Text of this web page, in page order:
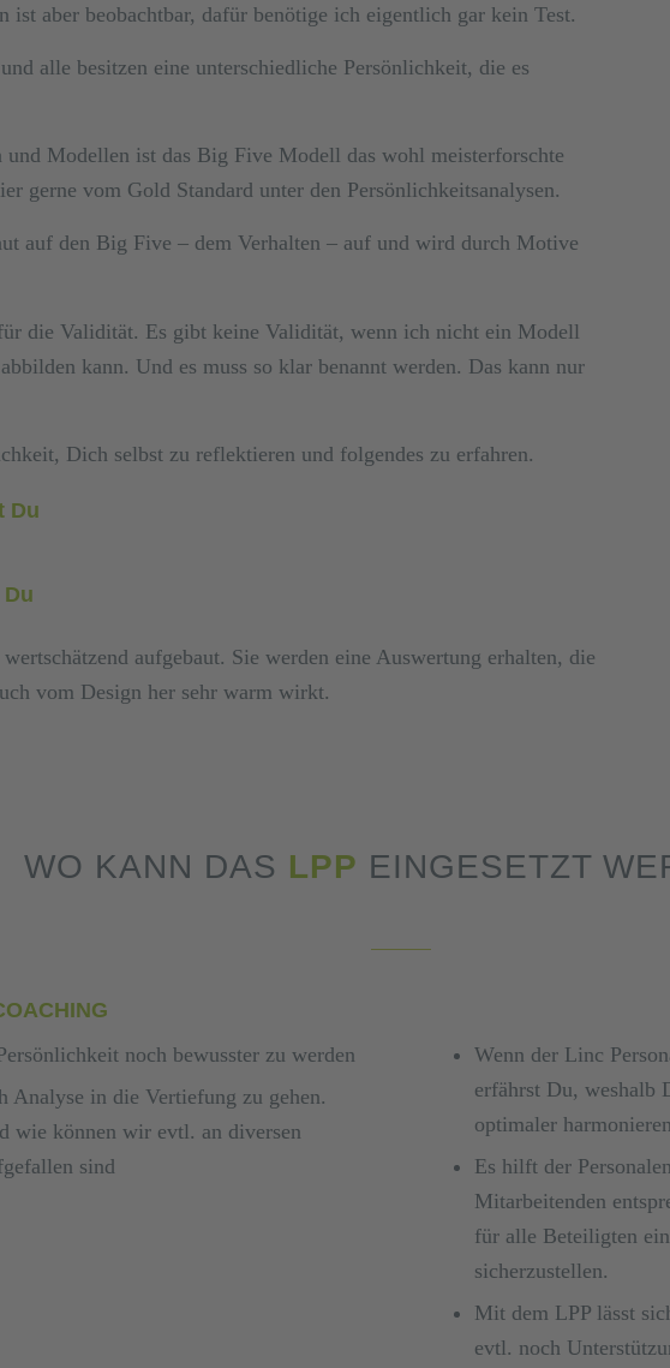
ist aber beobachtbar, dafür benötige ich eigentlich gar kein Test.
alle besitzen eine unterschiedliche Persönlichkeit, die es
und Modellen ist das Big Five Modell das wohl meisterforschte
gerne vom Gold Standard unter den Persönlichkeitsanalysen.
auf den Big Five – dem Verhalten – auf und wird durch Motive
die Validität. Es gibt keine Validität, wenn ich nicht ein Modell
kann. Und es muss so klar benannt werden. Das kann nur
Dich selbst zu reflektieren und folgendes zu erfahren.
Du
aufgebaut. Sie werden eine Auswertung erhalten, die
vom Design her sehr warm wirkt.
WO KANN DAS LPP EINGESETZT
noch bewusster zu werden
in die Vertiefung zu gehen.
wie können wir evtl. an diversen
sind
Wenn der Linc
erfährst Du, weshalb
optimaler
Es hilft der
Mitarbeitenden
für alle Beteiligten
sicherzustellen.
Mit dem LPP lässt
evtl. noch